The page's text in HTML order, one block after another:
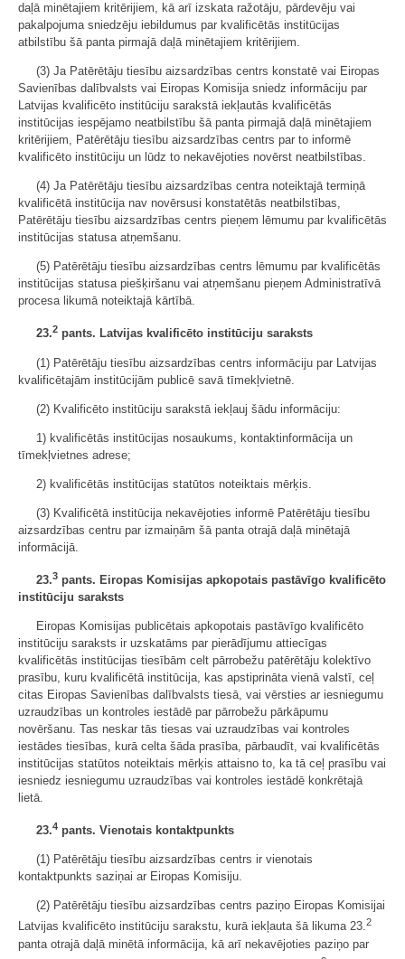
daļā minētajiem kritērijiem, kā arī izskata ražotāju, pārdevēju vai
pakalpojuma sniedzēju iebildumus par kvalificētās institūcijas
atbilstību šā panta pirmajā daļā minētajiem kritērijiem.
(3) Ja Patērētāju tiesību aizsardzības centrs konstatē vai Eiropas
Savienības dalībvalsts vai Eiropas Komisija sniedz informāciju par
Latvijas kvalificēto institūciju sarakstā iekļautās kvalificētās
institūcijas iespējamo neatbilstību šā panta pirmajā daļā minētajiem
kritērijiem, Patērētāju tiesību aizsardzības centrs par to informē
kvalificēto institūciju un lūdz to nekavējoties novērst neatbilstības.
(4) Ja Patērētāju tiesību aizsardzības centra noteiktajā termiņā
kvalificētā institūcija nav novērsusi konstatētās neatbilstības,
Patērētāju tiesību aizsardzības centrs pieņem lēmumu par kvalificētās
institūcijas statusa atņemšanu.
(5) Patērētāju tiesību aizsardzības centrs lēmumu par kvalificētās
institūcijas statusa piešķiršanu vai atņemšanu pieņem Administratīvā
procesa likumā noteiktajā kārtībā.
23.2 pants. Latvijas kvalificēto institūciju saraksts
(1) Patērētāju tiesību aizsardzības centrs informāciju par Latvijas
kvalificētajām institūcijām publicē savā tīmekļvietnē.
(2) Kvalificēto institūciju sarakstā iekļauj šādu informāciju:
1) kvalificētās institūcijas nosaukums, kontaktinformācija un
tīmekļvietnes adrese;
2) kvalificētās institūcijas statūtos noteiktais mērķis.
(3) Kvalificētā institūcija nekavējoties informē Patērētāju tiesību
aizsardzības centru par izmaiņām šā panta otrajā daļā minētajā
informācijā.
23.3 pants. Eiropas Komisijas apkopotais pastāvīgo kvalificēto
institūciju saraksts
Eiropas Komisijas publicētais apkopotais pastāvīgo kvalificēto
institūciju saraksts ir uzskatāms par pierādījumu attiecīgas
kvalificētās institūcijas tiesībām celt pārrobežu patērētāju kolektīvo
prasību, kuru kvalificētā institūcija, kas apstiprināta vienā valstī, ceļ
citas Eiropas Savienības dalībvalsts tiesā, vai vērsties ar iesniegumu
uzraudzības un kontroles iestādē par pārrobežu pārkāpumu
novēršanu. Tas neskar tās tiesas vai uzraudzības vai kontroles
iestādes tiesības, kurā celta šāda prasība, pārbaudīt, vai kvalificētās
institūcijas statūtos noteiktais mērķis attaisno to, ka tā ceļ prasību vai
iesniedz iesniegumu uzraudzības vai kontroles iestādē konkrētajā
lietā.
23.4 pants. Vienotais kontaktpunkts
(1) Patērētāju tiesību aizsardzības centrs ir vienotais
kontaktpunkts saziņai ar Eiropas Komisiju.
(2) Patērētāju tiesību aizsardzības centrs paziņo Eiropas Komisijai
Latvijas kvalificēto institūciju sarakstu, kurā iekļauta šā likuma 23.2
panta otrajā daļā minētā informācija, kā arī nekavējoties paziņo par